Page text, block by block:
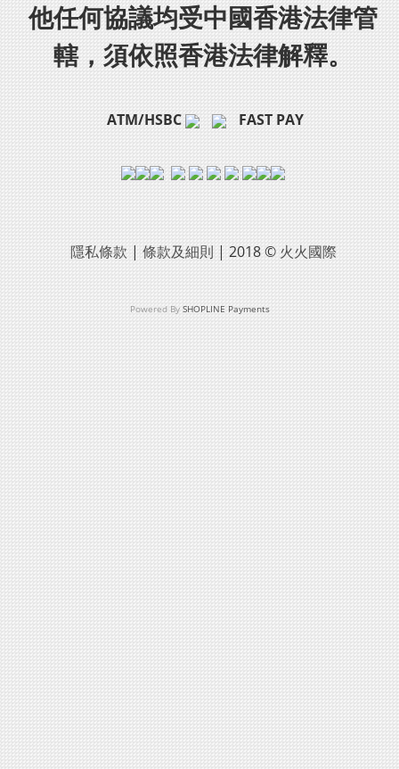
他任何協議均受中國香港法律管
轄，須依照香港法律解釋。
ATM/HSBC FAST PAY
隱私條款 | 條款及細則 | 2018 © 火火國際
Powered By SHOPLINE Payments